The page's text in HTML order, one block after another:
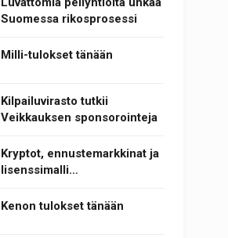
Suomessa rikosprosessi
Milli-tulokset tänään
Kilpailuvirasto tutkii
Veikkauksen sponsorointeja
Kryptot, ennustemarkkinat ja
lisenssimalli…
Kenon tulokset tänään